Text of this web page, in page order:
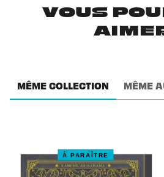
VOUS
MÊME COLLECTION MÊME
À PARAÎTRE